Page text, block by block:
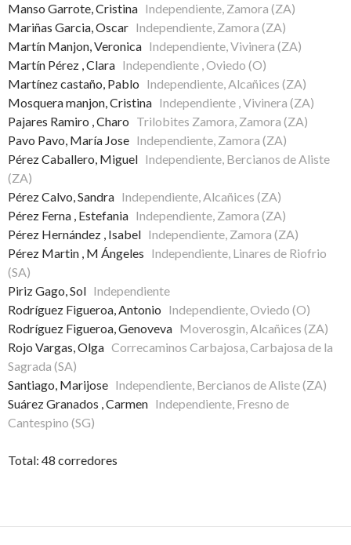
Manso Garrote, Cristina Independiente, Zamora (ZA)
Mariñas Garcia, Oscar Independiente, Zamora (ZA)
Martín Manjon, Veronica Independiente, Vivinera (ZA)
Martín Pérez , Clara Independiente , Oviedo (O)
Martínez castaño, Pablo Independiente, Alcañices (ZA)
Mosquera manjon, Cristina Independiente , Vivinera (ZA)
Pajares Ramiro , Charo Trilobites Zamora, Zamora (ZA)
Pavo Pavo, María Jose Independiente, Zamora (ZA)
Pérez Caballero, Miguel Independiente, Bercianos de Aliste
(ZA)
Pérez Calvo, Sandra Independiente, Alcañices (ZA)
Pérez Ferna , Estefania Independiente, Zamora (ZA)
Pérez Hernández , Isabel Independiente, Zamora (ZA)
Pérez Martin , M Ángeles Independiente, Linares de Riofrio
(SA)
Piriz Gago, Sol Independiente
Rodríguez Figueroa, Antonio Independiente, Oviedo (O)
Rodríguez Figueroa, Genoveva Moverosgin, Alcañices (ZA)
Rojo Vargas, Olga Correcaminos Carbajosa, Carbajosa de la
Sagrada (SA)
Santiago, Marijose Independiente, Bercianos de Aliste (ZA)
Suárez Granados , Carmen Independiente, Fresno de
Cantespino (SG)
Total: 48 corredores